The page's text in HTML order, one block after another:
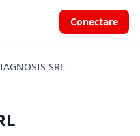
Conectare
SRL